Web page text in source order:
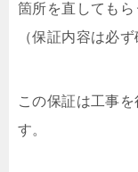
箇所を直してもら
（保証内容は必
この保証は工事
す。